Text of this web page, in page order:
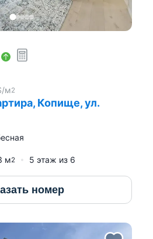
м2
Копище, ул.
м2 5 этаж из 6
номер